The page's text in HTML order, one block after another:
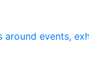
events,